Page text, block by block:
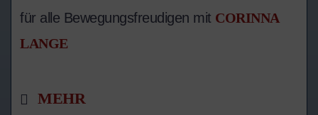
für alle Bewegungsfreudigen mit CORINNA
LANGE
MEHR